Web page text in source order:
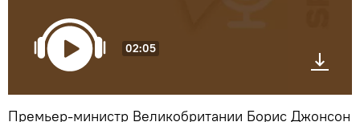
02:05
Премьер-министр Великобритании Борис Джонсон